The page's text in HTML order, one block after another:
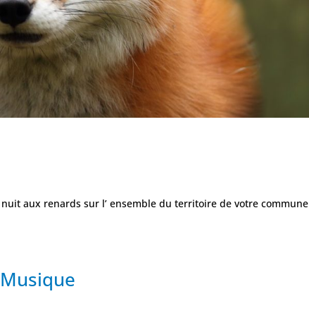
aux renards sur l’ ensemble du territoire de votre commune